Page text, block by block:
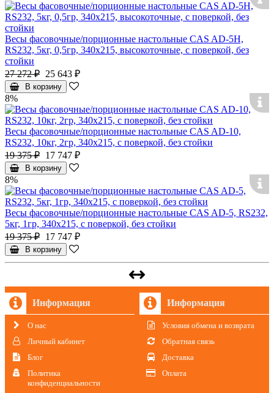
Весы фасовочные/порционные настольные CAS AD-5H,
RS232, 5кг, 0,5гр, 340x215, высокоточные, с поверкой, без
стойки
27 272 ₽ 25 643 ₽
В корзину
8%
Весы фасовочные/порционные настольные CAS AD-10,
RS232, 10кг, 2гр, 340x215, с поверкой, без стойки
19 375 ₽ 17 747 ₽
В корзину
8%
Весы фасовочные/порционные настольные CAS AD-5, RS232,
5кг, 1гр, 340x215, с поверкой, без стойки
19 375 ₽ 17 747 ₽
В корзину
Информация
О нас
Личный кабинет
Блог
Политика
конфиденциальности
Информация
Условия обмена и возврата
Обратная связь
Доставка
Оплата